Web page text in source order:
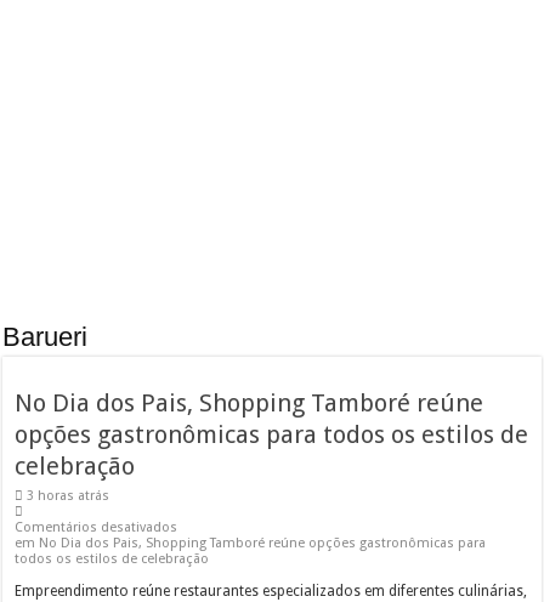
Barueri
No Dia dos Pais, Shopping Tamboré reúne
opções gastronômicas para todos os estilos de
celebração
3 horas atrás
Comentários desativados
em No Dia dos Pais, Shopping Tamboré reúne opções gastronômicas para
todos os estilos de celebração
Empreendimento reúne restaurantes especializados em diferentes culinárias,